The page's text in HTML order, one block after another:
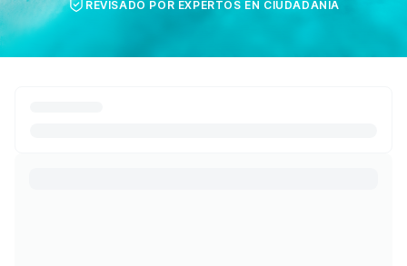
REVISADO POR EXPERTOS EN CIUDADANÍA